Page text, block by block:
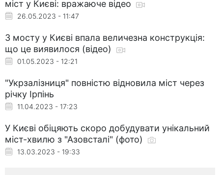
міст у Києві: вражаюче відео
26.05.2023 - 11:47
З мосту у Києві впала величезна конструкція:
що це виявилося (відео)
01.05.2023 - 12:21
"Укрзалізниця" повністю відновила міст через
річку Ірпінь
11.04.2023 - 17:23
У Києві обіцяють скоро добудувати унікальний
міст-хвилю з "Азовсталі" (фото)
13.03.2023 - 19:33